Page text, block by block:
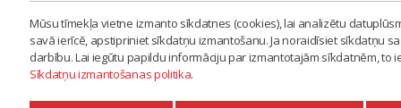
Mūsu tīmekļa vietne izmanto sīkdatnes (cookies), lai analizētu
savā ierīcē, apstipriniet sīkdatņu izmantošanu. Ja noraidīsiet sīkdatņu
darbību. Lai iegūtu papildu informāciju par izmantotajām sīkdatnēm,
Sīkdatņu izmantošanas politika.